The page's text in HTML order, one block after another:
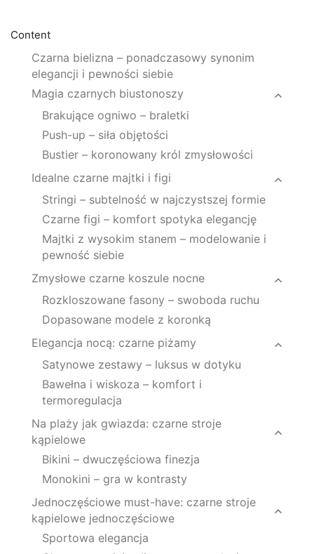
Content
Czarna bielizna – ponadczasowy synonim
elegancji i pewności siebie
Magia czarnych biustonoszy
Brakujące ogniwo – braletki
Push-up – siła objętości
Bustier – koronowany król zmysłowości
Idealne czarne majtki i figi
Stringi – subtelność w najczystszej formie
Czarne figi – komfort spotyka elegancję
Majtki z wysokim stanem – modelowanie i
pewność siebie
Zmysłowe czarne koszule nocne
Rozkloszowane fasony – swoboda ruchu
Dopasowane modele z koronką
Elegancja nocą: czarne piżamy
Satynowe zestawy – luksus w dotyku
Bawełna i wiskoza – komfort i
termoregulacja
Na plaży jak gwiazda: czarne stroje
kąpielowe
Bikini – dwuczęściowa finezja
Monokini – gra w kontrasty
Jednoczęściowe must-have: czarne stroje
kąpielowe jednoczęściowe
Sportowa elegancja